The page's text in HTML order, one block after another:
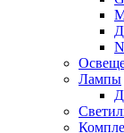
Лампы